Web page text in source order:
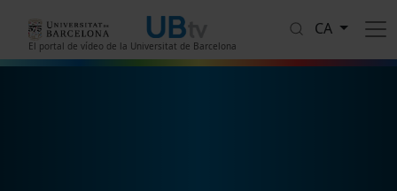
El portal de vídeo de la Universitat de Barcelona
CA